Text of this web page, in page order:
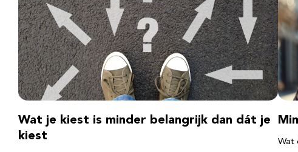
Wat je kiest is minder belangrijk dan dát je
kiest
Wat